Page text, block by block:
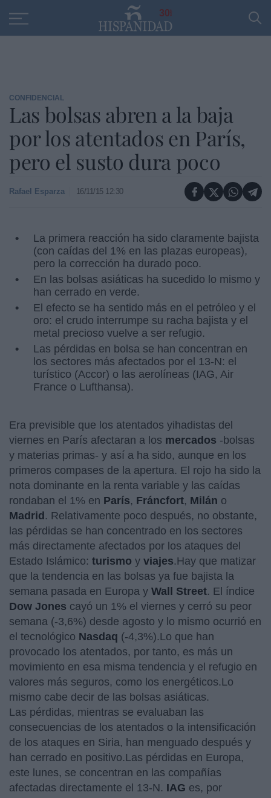
30
CONFIDENCIAL
Las bolsas abren a la baja
por los atentados en París,
pero el susto dura poco
Rafael Esparza 16/11/15 12:30
La primera reacción ha sido claramente bajista
(con caídas del 1% en las plazas europeas),
pero la corrección ha durado poco.
En las bolsas asiáticas ha sucedido lo mismo y
han cerrado en verde.
El efecto se ha sentido más en el petróleo y el
oro: el crudo interrumpe su racha bajista y el
metal precioso vuelve a ser refugio.
Las pérdidas en bolsa se han concentran en
los sectores más afectados por el 13-N: el
turístico (Accor) o las aerolíneas (IAG, Air
France o Lufthansa).
Era previsible que los atentados yihadistas del
viernes en París afectaran a los mercados -bolsas
y materias primas- y así a ha sido, aunque en los
primeros compases de la apertura. El rojo ha sido la
nota dominante en la renta variable y las caídas
rondaban el 1% en París, Fráncfort, Milán o
Madrid . Relativamente poco después, no obstante,
las pérdidas se han concentrado en los sectores
más directamente afectados por los ataques del
Estado Islámico: turismo y viajes.Hay que matizar
que la tendencia en las bolsas ya fue bajista la
semana pasada en Europa y Wall Street. El índice
Dow Jones cayó un 1% el viernes y cerró su peor
semana (-3,6%) desde agosto y lo mismo ocurrió en
el tecnológico Nasdaq (-4,3%).Lo que han
provocado los atentados, por tanto, es más un
movimiento en esa misma tendencia y el refugio en
valores más seguros, como los energéticos.Lo
mismo cabe decir de las bolsas asiáticas.
Las pérdidas, mientras se evaluaban las
consecuencias de los atentados o la intensificación
de los ataques en Siria, han menguado después y
han cerrado en positivo.Las pérdidas en Europa,
este lunes, se concentran en las compañías
afectadas directamente el 13-N. IAG es, por